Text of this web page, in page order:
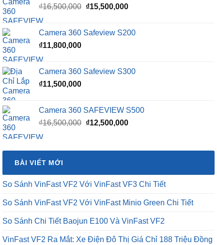
₫16,500,000 Giá
₫16,500,000.
₫15,500,000Giá
là:
Camera 360 Safeview S200
₫11,800,000
Camera 360 Safeview S300
₫11,500,000
Camera 360 SAFEVIEW S500
₫16,500,000 Giá
₫16,500,000.
₫12,500,000Giá
là:
BÀI VIẾT MỚI
So Sánh VinFast VF2 Với VinFast VF3 Chi Tiết
So Sánh VinFast VF2 Với VinFast Minio Green Chi Tiết
So Sánh Chi Tiết Baojun E100 Và VinFast VF2
VinFast VF2 Ra Mắt: Xe Điện Đô Thị Giá Chỉ 188 Triệu Đồng